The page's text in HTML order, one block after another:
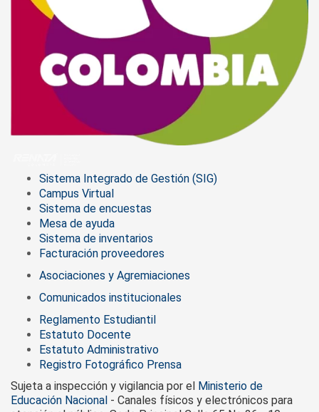
Sistema Integrado de Gestión (SIG)
Campus Virtual
Sistema de encuestas
Mesa de ayuda
Sistema de inventarios
Facturación proveedores
Asociaciones y Agremiaciones
Comunicados institucionales
Reglamento Estudiantil
Estatuto Docente
Estatuto Administrativo
Registro Fotográfico Prensa
Sujeta a inspección y vigilancia por el Ministerio de
Educación Nacional - Canales físicos y electrónicos para